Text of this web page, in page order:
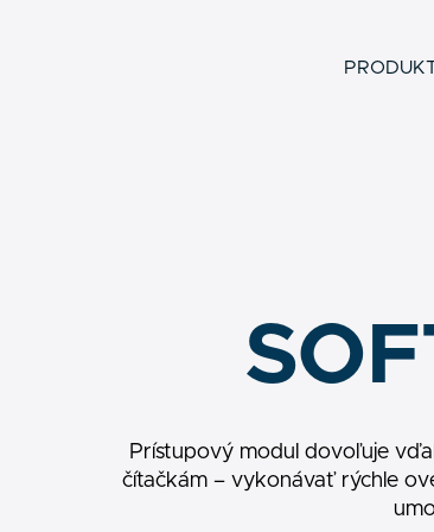
Prístupový modul dovoľuje
čítačkám – vykonávať rýchle